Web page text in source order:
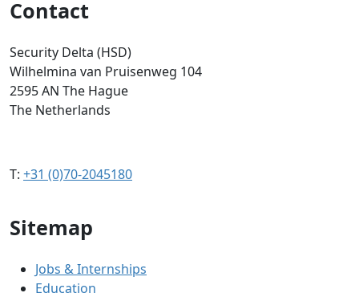
Contact
Security Delta (HSD)
Wilhelmina van Pruisenweg 104
2595 AN The Hague
The Netherlands
T: +31 (0)70-2045180
Sitemap
Jobs & Internships
Education